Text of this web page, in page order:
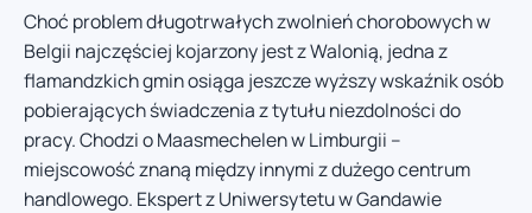
Choć problem długotrwałych zwolnień chorobowych w
Belgii najczęściej kojarzony jest z Walonią, jedna z
flamandzkich gmin osiąga jeszcze wyższy wskaźnik osób
pobierających świadczenia z tytułu niezdolności do
pracy. Chodzi o Maasmechelen w Limburgii –
miejscowość znaną między innymi z dużego centrum
handlowego. Ekspert z Uniwersytetu w Gandawie